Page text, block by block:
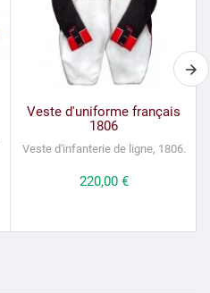
Veste d'uniforme français
1806
Veste d'infanterie de ligne, 1806.
Prix
220,00 €